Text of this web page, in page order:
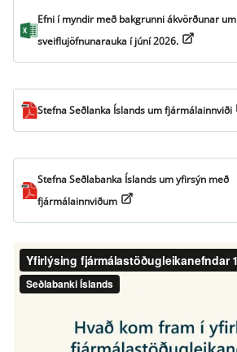
Efni í myndir með bakgrunni ákvörðunar um
sveiflujöfnunarauka í júní 2026.
Stefna Seðlanka Íslands um fjármálainnviði
Stefna Seðlabanka Íslands um yfirsýn með
fjármálainnviðum